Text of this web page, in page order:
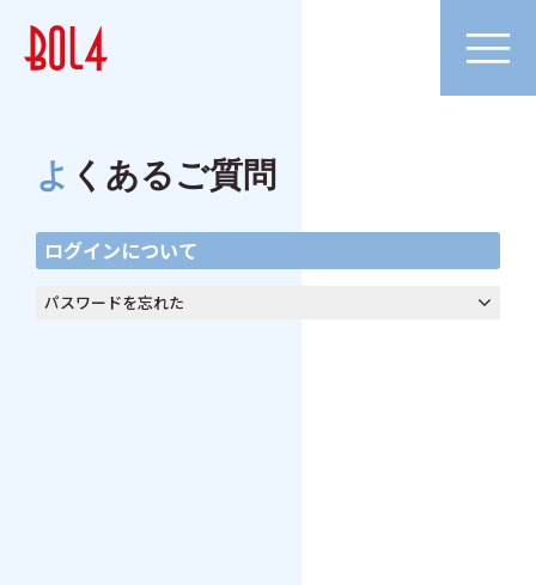
よくあるご質問
ログインについて
パスワードを忘れた